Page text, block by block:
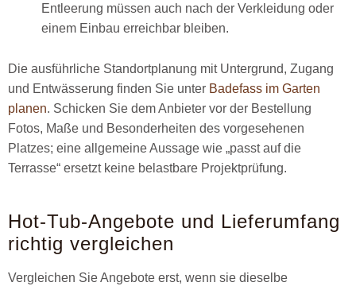
Entleerung müssen auch nach der Verkleidung oder
einem Einbau erreichbar bleiben.
Die ausführliche Standortplanung mit Untergrund, Zugang
und Entwässerung finden Sie unter Badefass im Garten
planen. Schicken Sie dem Anbieter vor der Bestellung
Fotos, Maße und Besonderheiten des vorgesehenen
Platzes; eine allgemeine Aussage wie „passt auf die
Terrasse“ ersetzt keine belastbare Projektprüfung.
Hot-Tub-Angebote und Lieferumfang
richtig vergleichen
Vergleichen Sie Angebote erst, wenn sie dieselbe